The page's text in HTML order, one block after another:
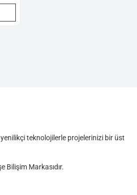
teknolojilerle projelerinizi bir üst
Bilişim Markasıdır.